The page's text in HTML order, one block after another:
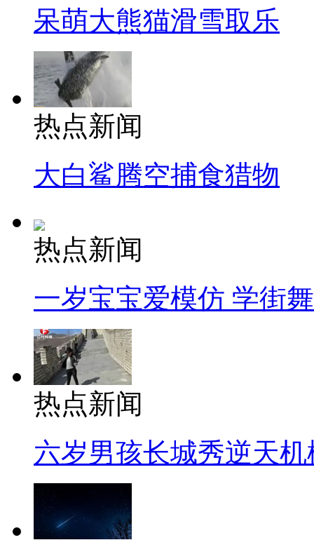
呆萌大熊猫滑雪取乐
热点新闻
大白鲨腾空捕食猎物
热点新闻
一岁宝宝爱模仿 学街
热点新闻
六岁男孩长城秀逆天机